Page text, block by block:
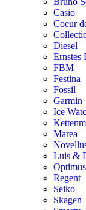
Casio
Coeur
Diesel
Ernstes
FBM
Festina
Fossil
Garmin
Ice
Marea
Luis &
Optimus
Regent
Seiko
Skagen